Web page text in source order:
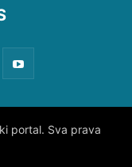
portal. Sva prava